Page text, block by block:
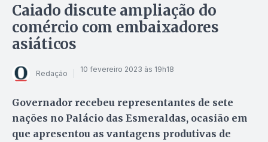
Caiado discute ampliação do
comércio com embaixadores
asiáticos
Redação 10 fevereiro 2023 às 19h18
Governador recebeu representantes de sete
nações no Palácio das Esmeraldas, ocasião em
que apresentou as vantagens produtivas de